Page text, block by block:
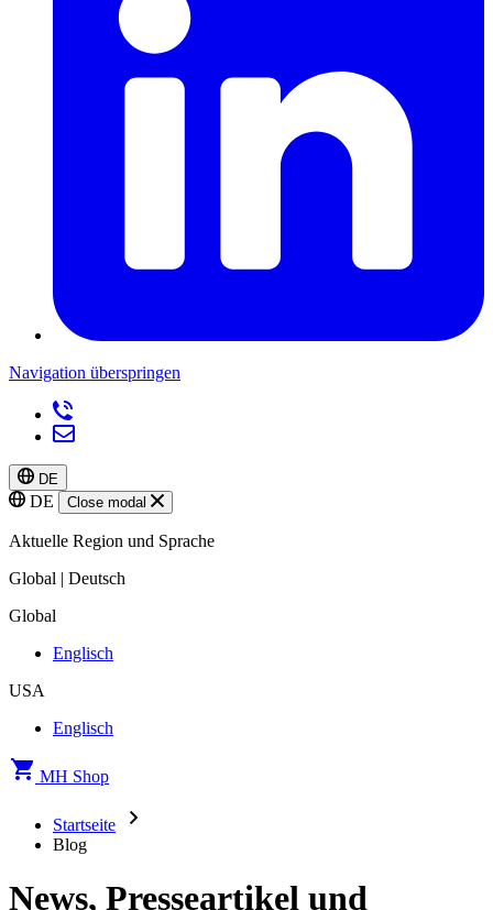
Navigation überspringen
DE
DE Close modal
Aktuelle Region und Sprache
Global | Deutsch
Global
Englisch
USA
Englisch
MH Shop
Startseite
Blog
News, Presseartikel und